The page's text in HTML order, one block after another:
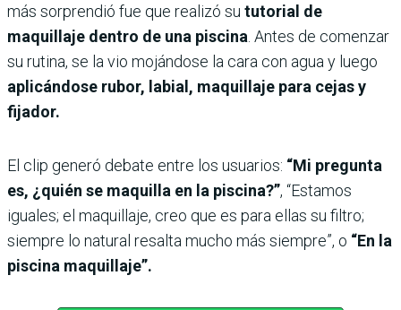
más sorprendió fue que realizó su tutorial de
maquillaje dentro de una piscina. Antes de comenzar
su rutina, se la vio mojándose la cara con agua y luego
aplicándose rubor, labial, maquillaje para cejas y
fijador.
El clip generó debate entre los usuarios: “Mi pregunta
es, ¿quién se maquilla en la piscina?”, “Estamos
iguales; el maquillaje, creo que es para ellas su filtro;
siempre lo natural resalta mucho más siempre”, o “En la
piscina maquillaje”.